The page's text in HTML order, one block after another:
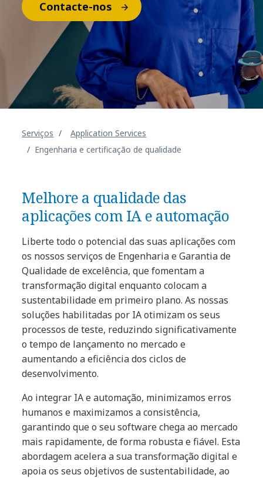
Contacte-nos
Serviços
Application Services
Engenharia e certificação de qualidade
Melhore a qualidade das
aplicações com IA e automação
Liberte todo o potencial das suas aplicações com
os nossos serviços de Engenharia e Garantia de
Qualidade de excelência, que fomentam a
transformação digital enquanto colocam a
sustentabilidade em primeiro plano. As nossas
soluções habilitadas por IA otimizam os seus
processos de teste, reduzindo significativamente
o tempo de lançamento no mercado e
aumentando a eficiência dos ciclos de
desenvolvimento.
Ao integrar IA e automação, minimizamos erros
humanos e maximizamos a consistência,
garantindo que o seu software chega ao mercado
mais rapidamente, de forma robusta e fiável. Esta
abordagem acelera a sua transformação digital e
apoia os seus objetivos de sustentabilidade, ao